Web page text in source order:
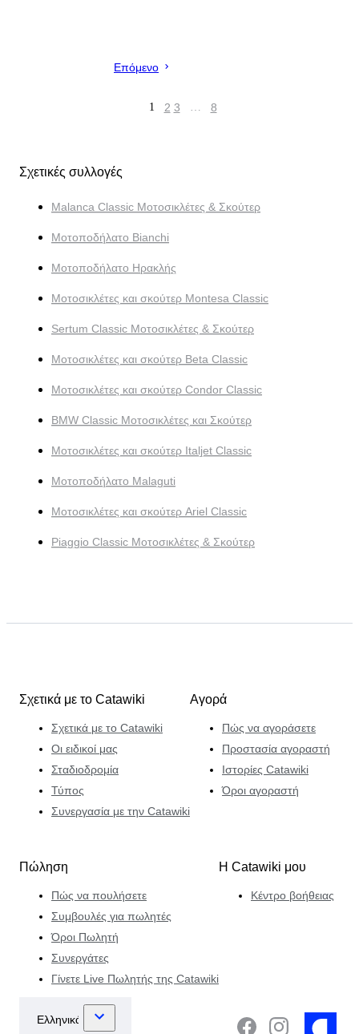
Επόμενο
1 2 3 … 8
Σχετικές συλλογές
Malanca Classic Μοτοσικλέτες & Σκούτερ
Μοτοποδήλατο Bianchi
Μοτοποδήλατο Ηρακλής
Μοτοσικλέτες και σκούτερ Montesa Classic
Sertum Classic Μοτοσικλέτες & Σκούτερ
Μοτοσικλέτες και σκούτερ Beta Classic
Μοτοσικλέτες και σκούτερ Condor Classic
BMW Classic Μοτοσικλέτες και Σκούτερ
Μοτοσικλέτες και σκούτερ Italjet Classic
Μοτοποδήλατο Malaguti
Μοτοσικλέτες και σκούτερ Ariel Classic
Piaggio Classic Μοτοσικλέτες & Σκούτερ
Σχετικά με το Catawiki
Σχετικά με το Catawiki
Οι ειδικοί μας
Σταδιοδρομία
Τύπος
Συνεργασία με την Catawiki
Αγορά
Πώς να αγοράσετε
Προστασία αγοραστή
Ιστορίες Catawiki
Όροι αγοραστή
Πώληση
Πώς να πουλήσετε
Συμβουλές για πωλητές
Όροι Πωλητή
Συνεργάτες
Γίνετε Live Πωλητής της Catawiki
Η Catawiki μου
Κέντρο βοήθειας